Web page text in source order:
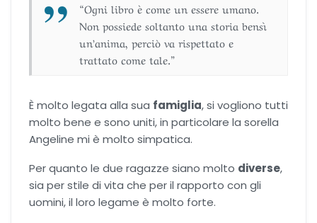
“Ogni libro è come un essere umano.
Non possiede soltanto una storia bensì
un’anima, perciò va rispettato e
trattato come tale.”
È molto legata alla sua famiglia, si vogliono tutti
molto bene e sono uniti, in particolare la sorella
Angeline mi è molto simpatica.
Per quanto le due ragazze siano molto diverse,
sia per stile di vita che per il rapporto con gli
uomini, il loro legame è molto forte.